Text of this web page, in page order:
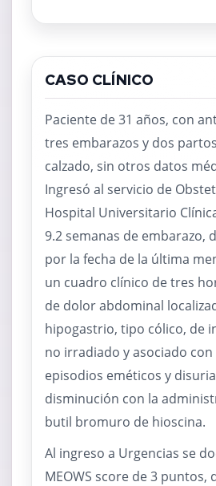
CASO CLÍNICO
Paciente de 31 años, con
tres embarazos y dos
calzado, sin otros datos
Ingresó al servicio de
Hospital Universitario
9.2 semanas de embarazo,
por la fecha de la última
un cuadro clínico de tres
de dolor abdominal
hipogastrio, tipo cólico, de
no irradiado y asociado con
episodios eméticos y
disminución con la
butil bromuro de hioscina.
Al ingreso a Urgencias se
MEOWS score de 3 puntos,